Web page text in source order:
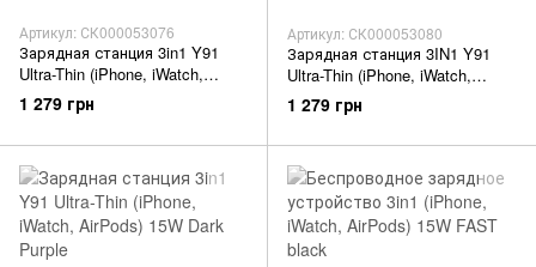
Артикул: СК000053076
Зарядная станция 3in1 Y91
Ultra-Thin (iPhone, iWatch,
AirPods) 15W Original Black
1 279 грн
Артикул: СК000053080
Зарядная станция 3IN1 Y91
Ultra-Thin (iPhone, iWatch,
AirPods) 15W Original Silver
1 279 грн